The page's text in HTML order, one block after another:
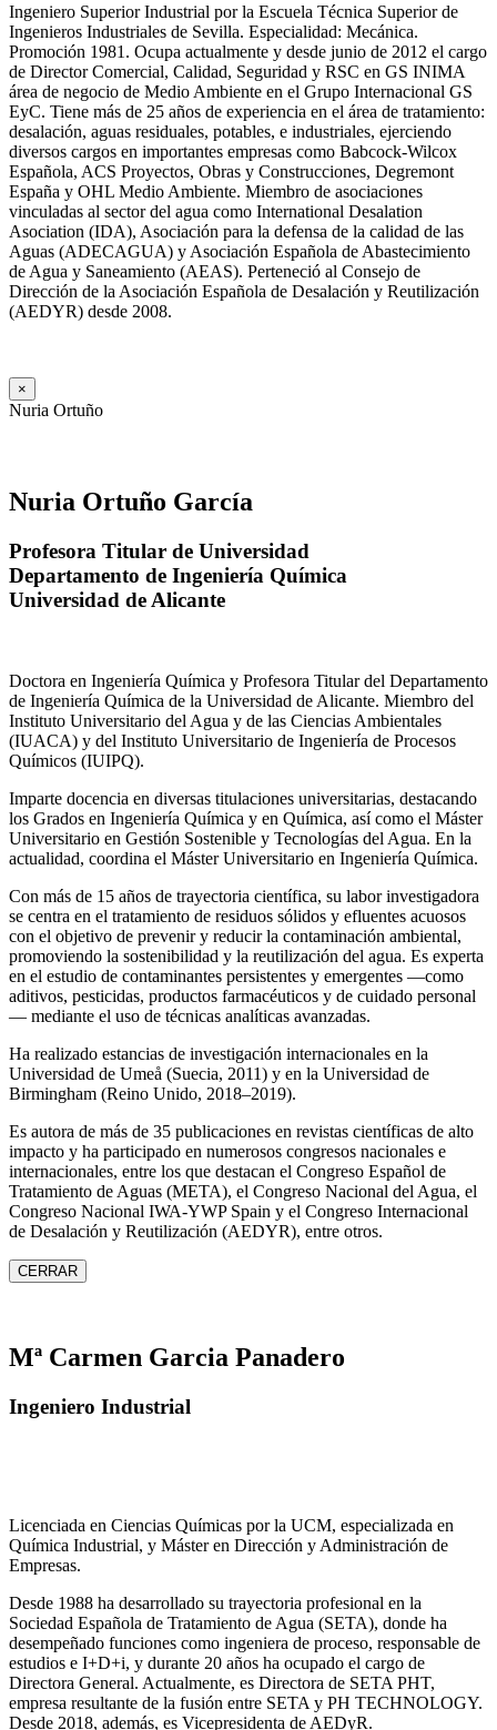
Ingeniero Superior Industrial por la Escuela Técnica Superior de
Ingenieros Industriales de Sevilla. Especialidad: Mecánica.
Promoción 1981. Ocupa actualmente y desde junio de 2012 el cargo
de Director Comercial, Calidad, Seguridad y RSC en GS INIMA
área de negocio de Medio Ambiente en el Grupo Internacional GS
EyC. Tiene más de 25 años de experiencia en el área de tratamiento:
desalación, aguas residuales, potables, e industriales, ejerciendo
diversos cargos en importantes empresas como Babcock-Wilcox
Española, ACS Proyectos, Obras y Construcciones, Degremont
España y OHL Medio Ambiente. Miembro de asociaciones
vinculadas al sector del agua como International Desalation
Asociation (IDA), Asociación para la defensa de la calidad de las
Aguas (ADECAGUA) y Asociación Española de Abastecimiento
de Agua y Saneamiento (AEAS). Perteneció al Consejo de
Dirección de la Asociación Española de Desalación y Reutilización
(AEDYR) desde 2008.
×
Nuria Ortuño
Nuria Ortuño García
Profesora Titular de Universidad
Departamento de Ingeniería Química
Universidad de Alicante
Doctora en Ingeniería Química y Profesora Titular del Departamento
de Ingeniería Química de la Universidad de Alicante. Miembro del
Instituto Universitario del Agua y de las Ciencias Ambientales
(IUACA) y del Instituto Universitario de Ingeniería de Procesos
Químicos (IUIPQ).
Imparte docencia en diversas titulaciones universitarias, destacando
los Grados en Ingeniería Química y en Química, así como el Máster
Universitario en Gestión Sostenible y Tecnologías del Agua. En la
actualidad, coordina el Máster Universitario en Ingeniería Química.
Con más de 15 años de trayectoria científica, su labor investigadora
se centra en el tratamiento de residuos sólidos y efluentes acuosos
con el objetivo de prevenir y reducir la contaminación ambiental,
promoviendo la sostenibilidad y la reutilización del agua. Es experta
en el estudio de contaminantes persistentes y emergentes —como
aditivos, pesticidas, productos farmacéuticos y de cuidado personal
— mediante el uso de técnicas analíticas avanzadas.
Ha realizado estancias de investigación internacionales en la
Universidad de Umeå (Suecia, 2011) y en la Universidad de
Birmingham (Reino Unido, 2018–2019).
Es autora de más de 35 publicaciones en revistas científicas de alto
impacto y ha participado en numerosos congresos nacionales e
internacionales, entre los que destacan el Congreso Español de
Tratamiento de Aguas (META), el Congreso Nacional del Agua, el
Congreso Nacional IWA‑YWP Spain y el Congreso Internacional
de Desalación y Reutilización (AEDYR), entre otros.
CERRAR
Mª Carmen Garcia Panadero
Ingeniero Industrial
Licenciada en Ciencias Químicas por la UCM, especializada en
Química Industrial, y Máster en Dirección y Administración de
Empresas.
Desde 1988 ha desarrollado su trayectoria profesional en la
Sociedad Española de Tratamiento de Agua (SETA), donde ha
desempeñado funciones como ingeniera de proceso, responsable de
estudios e I+D+i, y durante 20 años ha ocupado el cargo de
Directora General. Actualmente, es Directora de SETA PHT,
empresa resultante de la fusión entre SETA y PH TECHNOLOGY.
Desde 2018, además, es Vicepresidenta de AEDyR.